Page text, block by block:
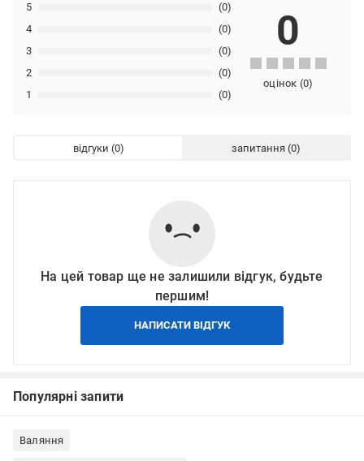
1 (0)
2 (0)
3 (0)
4 (0)
5 (0)
0
оцінок (0)
відгуки запитання
На цей товар ще не залишили відгук, будьте
першим!
НАПИСАТИ ВІДГУК
Популярні запити
Валяння